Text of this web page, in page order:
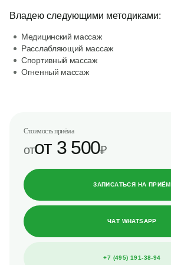
Владею следующими методиками:
Медицинский массаж
Расслабляющий массаж
Спортивный массаж
Огненный массаж
Стоимость приёма
отот 3 500₽
ЗАПИСАТЬСЯ НА ПРИЁМ
ЧАТ WHATSAPP
+7 (495) 191-38-94